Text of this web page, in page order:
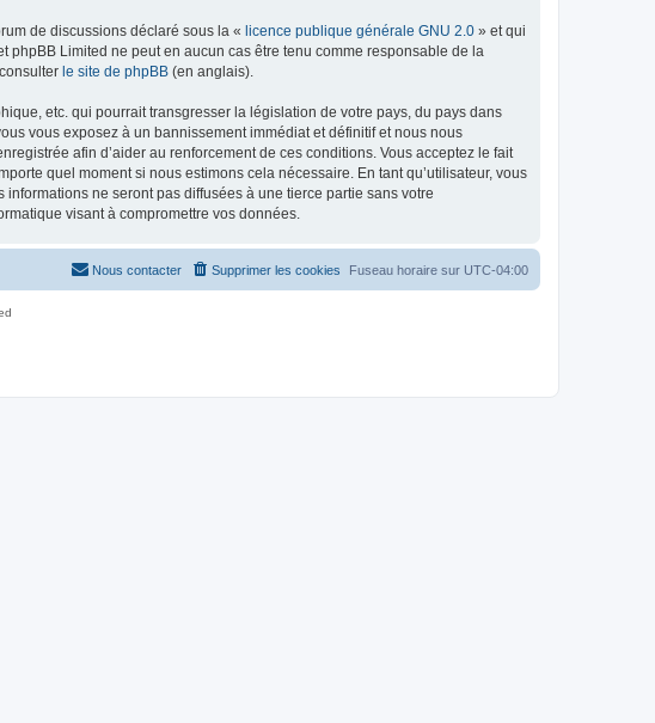
de discussions déclaré sous la « licence publique générale GNU 2.0 » et qui
Limited ne peut en aucun cas être tenu comme responsable de la
le site de phpBB (en anglais).
etc. qui pourrait transgresser la législation de votre pays, du pays dans
vous exposez à un bannissement immédiat et définitif et nous nous
afin d’aider au renforcement de ces conditions. Vous acceptez le fait
quel moment si nous estimons cela nécessaire. En tant qu’utilisateur, vous
ne seront pas diffusées à une tierce partie sans votre
visant à compromettre vos données.
Fuseau horaire sur UTC-04:00
Supprimer les cookies
Nous contacter